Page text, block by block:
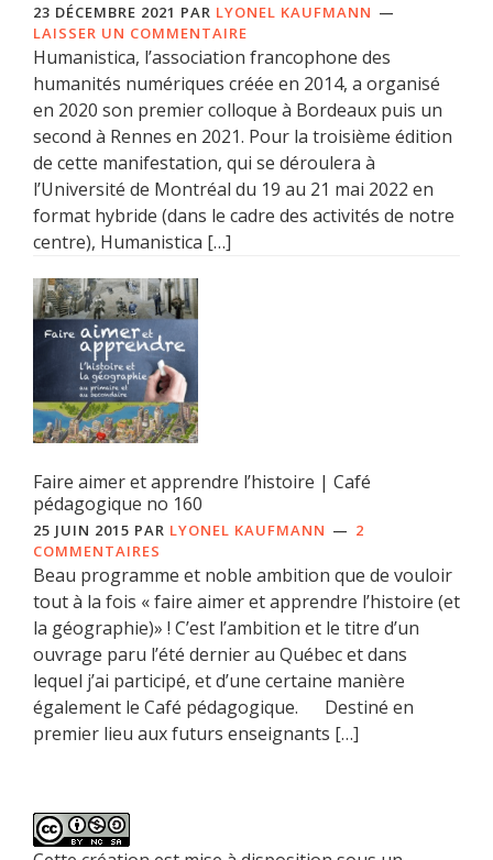
23 DÉCEMBRE 2021 PAR LYONEL KAUFMANN
LAISSER UN COMMENTAIRE
Humanistica, l’association francophone des
humanités numériques créée en 2014, a organisé
en 2020 son premier colloque à Bordeaux puis un
second à Rennes en 2021. Pour la troisième édition
de cette manifestation, qui se déroulera à
l’Université de Montréal du 19 au 21 mai 2022 en
format hybride (dans le cadre des activités de notre
centre), Humanistica […]
Faire aimer et apprendre l’histoire | Café
pédagogique no 160
25 JUIN 2015 PAR LYONEL KAUFMANN
2
COMMENTAIRES
Beau programme et noble ambition que de vouloir
tout à la fois « faire aimer et apprendre l’histoire (et
la géographie)» ! C’est l’ambition et le titre d’un
ouvrage paru l’été dernier au Québec et dans
lequel j’ai participé, et d’une certaine manière
également le Café pédagogique. Destiné en
premier lieu aux futurs enseignants […]